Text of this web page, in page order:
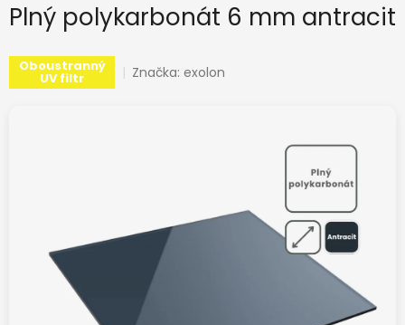
Plný polykarbonát 6 mm antracit
Oboustranný
UV filtr Značka: exolon